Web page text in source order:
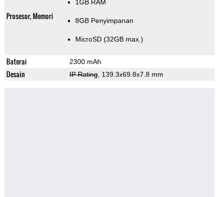
Prosesor, Memori
1GB RAM
8GB Penyimpanan
MicroSD (32GB max.)
Baterai 2300 mAh
Desain IP Rating, 139.3x69.8x7.8 mm